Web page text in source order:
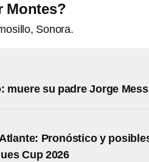
Montes?
Sonora.
muere su padre Jorge
Pronóstico y
Cup 2026